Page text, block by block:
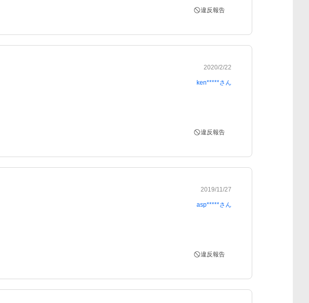
違反報告
2020/2/22
ken*****さん
違反報告
2019/11/27
asp*****さん
違反報告